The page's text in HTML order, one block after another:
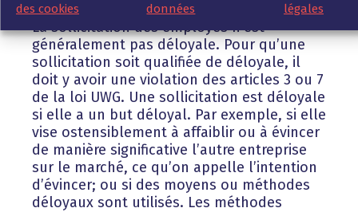
des cookies
données
légales
3. Débauchage déloyal
La sollicitation des employés n’est
généralement pas déloyale. Pour qu’une
sollicitation soit qualifiée de déloyale, il
doit y avoir une violation des articles 3 ou 7
de la loi UWG. Une sollicitation est déloyale
si elle a un but déloyal. Par exemple, si elle
vise ostensiblement à affaiblir ou à évincer
de manière significative l’autre entreprise
sur le marché, ce qu’on appelle l’intention
d’évincer; ou si des moyens ou méthodes
déloyaux sont utilisés. Les méthodes